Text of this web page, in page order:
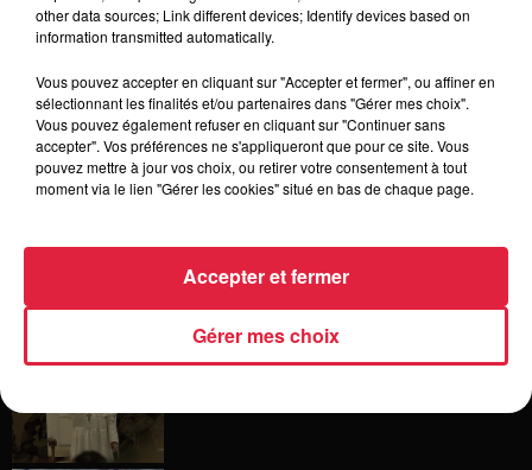
6 août 2026
Tags antisémites à Strasbourg :
Catherine Trautmann réagit
6 août 2026
Au zoo de Mulhouse : rencontre
Les dernières infos sur la venue du
pape à Metz en septembre
other data sources; Link different devices; Identify devices based on
information transmitted automatically.
Vous pouvez accepter en cliquant sur "Accepter et fermer", ou affiner en
sélectionnant les finalités et/ou partenaires dans "Gérer mes choix".
Vous pouvez également refuser en cliquant sur "Continuer sans
accepter". Vos préférences ne s'appliqueront que pour ce site. Vous
pouvez mettre à jour vos choix, ou retirer votre consentement à tout
moment via le lien "Gérer les cookies" situé en bas de chaque page.
Gérer mes choix
Accepter et fermer